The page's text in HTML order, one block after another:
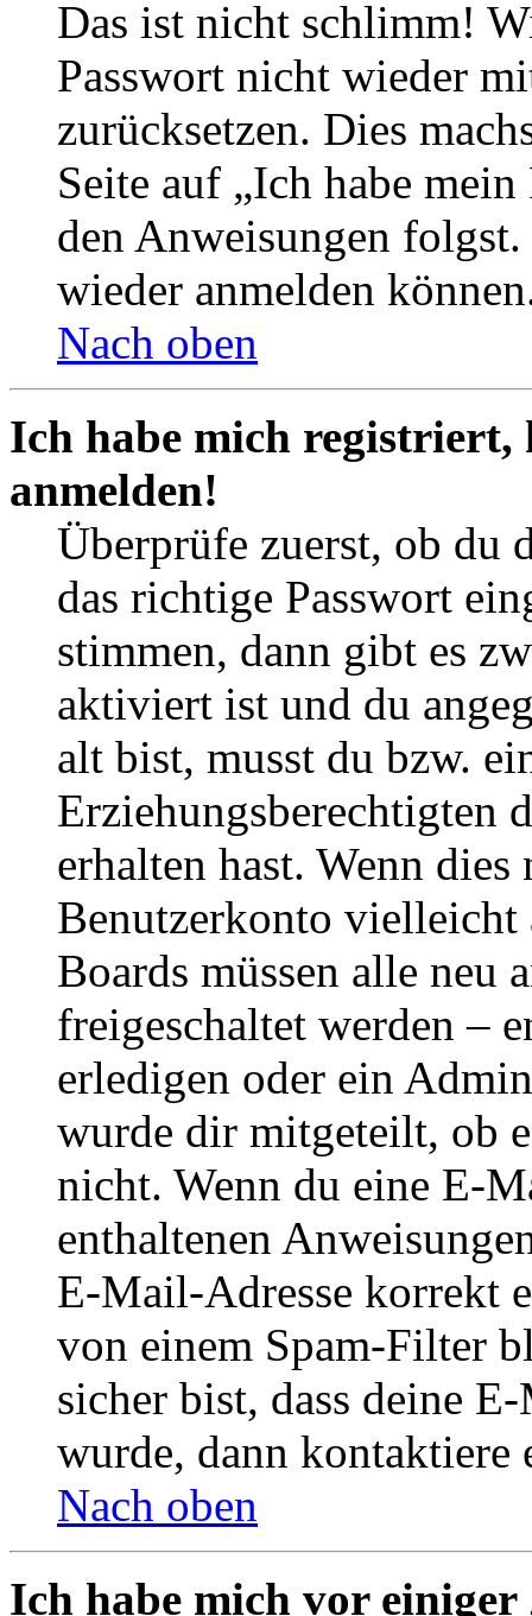
Das ist nicht schlimm!
Passwort nicht wieder
zurücksetzen. Dies
Seite auf „Ich habe
den Anweisungen
wieder anmelden
Nach oben
Ich habe mich
anmelden!
Überprüfe zuerst, ob du
das richtige Passwort
stimmen, dann gibt es
aktiviert ist und du
alt bist, musst du bzw.
Erziehungsberechtigten
erhalten hast. Wenn
Benutzerkonto
Boards müssen alle neu
freigeschaltet werden –
erledigen oder ein
wurde dir mitgeteilt, ob
nicht. Wenn du eine E-
enthaltenen
E-Mail-Adresse korrekt
von einem Spam-Filter
sicher bist, dass deine
wurde, dann kontaktiere
Nach oben
Ich habe mich vor